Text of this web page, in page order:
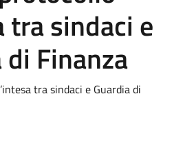
tra sindaci e
Finanza
tra sindaci e Guardia di